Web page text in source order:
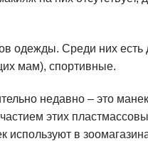
одежды. Среди них есть
мам), спортивные.
недавно – это
этих
используют в